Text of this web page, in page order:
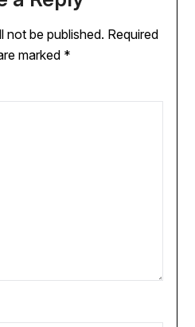
not be published. Required
marked *